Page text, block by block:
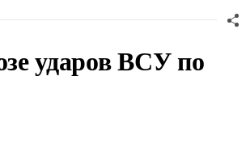
ударов ВСУ по